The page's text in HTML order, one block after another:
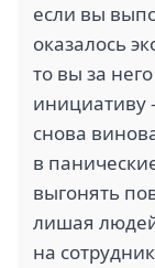
если вы
оказалось
то вы за
снова
в
выгонять
лишая
на